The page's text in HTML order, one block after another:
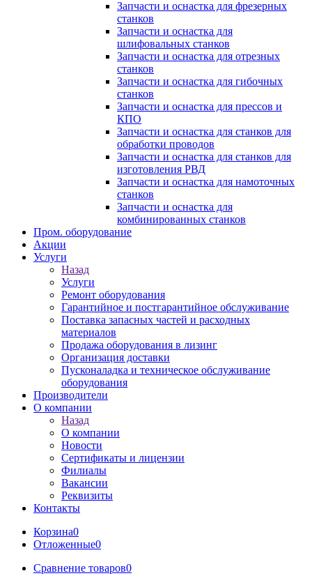
Запчасти и оснастка для фрезерных
станков
Запчасти и оснастка для
шлифовальных станков
Запчасти и оснастка для отрезных
станков
Запчасти и оснастка для гибочных
станков
Запчасти и оснастка для прессов и
КПО
Запчасти и оснастка для станков для
обработки проводов
Запчасти и оснастка для станков для
изготовления РВД
Запчасти и оснастка для намоточных
станков
Запчасти и оснастка для
комбинированных станков
Пром. оборудование
Акции
Услуги
Назад
Услуги
Ремонт оборудования
Гарантийное и постгарантийное обслуживание
Поставка запасных частей и расходных
материалов
Продажа оборудования в лизинг
Организация доставки
Пусконаладка и техническое обслуживание
оборудования
Производители
О компании
Назад
О компании
Новости
Сертификаты и лицензии
Филиалы
Вакансии
Реквизиты
Контакты
Корзина0
Отложенные0
Сравнение товаров0